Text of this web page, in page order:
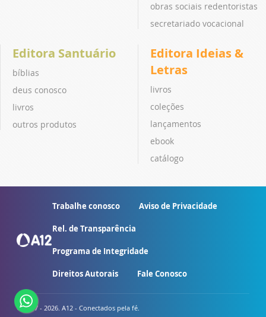
obras sociais redentoristas
secretariado vocacional
Editora Santuário
bíblias
deus conosco
livros
outros produtos
Editora Ideias &
Letras
livros
coleções
lançamentos
ebook
catálogo
Trabalhe conosco Aviso de Privacidade
Rel. de Transparência
Programa de Integridade
Direitos Autorais Fale Conosco
© 2007 - 2026. A12 - Conectados pela fé.